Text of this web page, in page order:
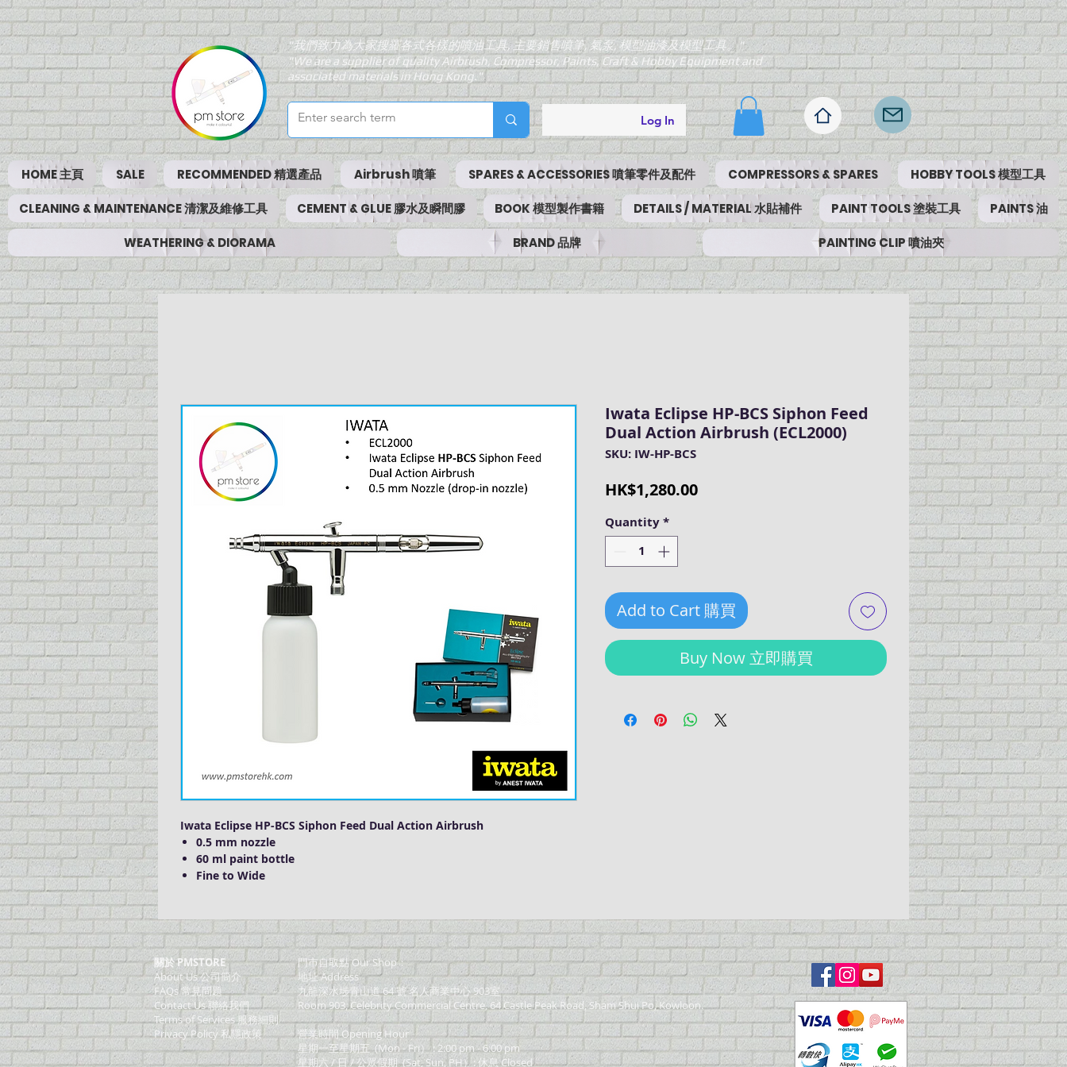
"我們致力為大家搜羅各式各樣的噴油工具, 主要銷售噴筆, 氣泵, 模型油漆及模型工具。"
"We are a supplier of quality Airbrush, Compressor, Paints, Craft & Hobby Equipment and
associated materials in Hong Kong."
Log In
HOME 主頁 SALE RECOMMENDED 精選產品 Airbrush 噴筆 SPARES & ACCESSORIES 噴筆零件及配件 COMPRESSORS & SPARES HOBBY TOOLS 模型工具
CLEANING & MAINTENANCE 清潔及維修工具 CEMENT & GLUE 膠水及瞬間膠 BOOK 模型製作書籍 DETAILS / MATERIAL 水貼補件 PAINT TOOLS 塗裝工具 PAINTS 油
WEATHERING & DIORAMA BRAND 品牌 PAINTING CLIP 噴油夾
Iwata Eclipse HP-BCS Siphon Feed Dual Action Airbrush
0.5 mm nozzle
60 ml paint bottle
Fine to Wide
Iwata Eclipse HP-BCS Siphon Feed
Dual Action Airbrush (ECL2000)
SKU: IW-HP-BCS
HK$1,280.00Price
Quantity*
Add to Cart 購買
Buy Now 立即購買
關於 PMSTORE
About Us 公司簡介
FAQs 常見問題
Contact Us 聯絡我們
​Terms of Services 服務細則
Privacy Policy 私隱政策
門巿自取點 Our Shop：
地址 Address
九龍深水埗青山道 64 號 名人商業中心 903室
Room 903, Celebrity Commercial Centre, 64 Castle Peak Road, Sham Shui Po, Kowloon.
營業時間 Opening Hour
星期一至星期五 (Mon - Fri） : 2:00 pm - 6:00 pm
星期六 / 日 / 公眾假期 (Sat, Sun, PH）: 休息 Closed